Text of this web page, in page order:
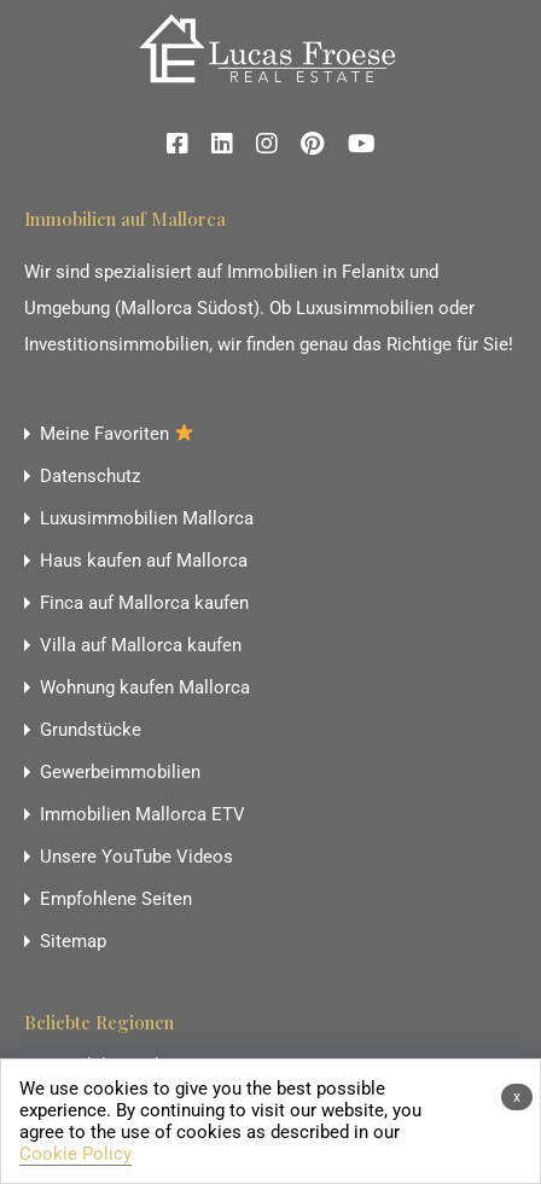
Immobilien auf Mallorca
Wir sind spezialisiert auf Immobilien in Felanitx und
Umgebung (Mallorca Südost). Ob Luxusimmobilien oder
Investitionsimmobilien, wir finden genau das Richtige für Sie!
Meine Favoriten
Datenschutz
Luxusimmobilien Mallorca
Haus kaufen auf Mallorca
Finca auf Mallorca kaufen
Villa auf Mallorca kaufen
Wohnung kaufen Mallorca
Grundstücke
Gewerbeimmobilien
Immobilien Mallorca ETV
Unsere YouTube Videos
Empfohlene Seiten
Sitemap
Beliebte Regionen
Immobilien Felanitx
Immobilien Portocolom
Immobilien in Cala d’Or
x
We use cookies to give you the best possible
experience. By continuing to visit our website, you
agree to the use of cookies as described in our
Cookie Policy